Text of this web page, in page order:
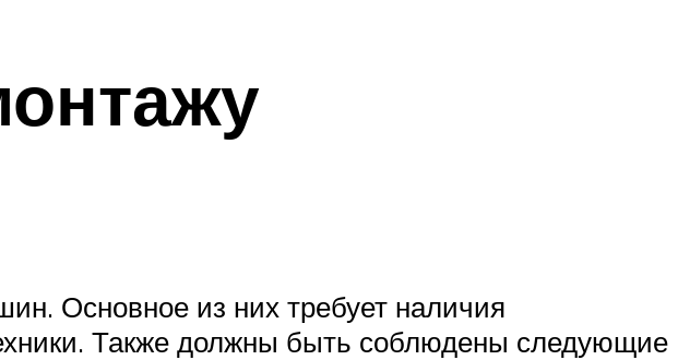
Основное из них требует наличия
Также должны быть соблюдены следующие